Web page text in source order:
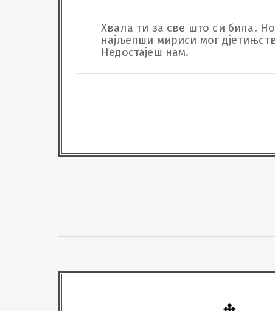
Хвала ти за све што си била.
најљепши мириси мог д‌јетињства. Увијек си била спремна да помогнеш свима, а сада и ти одмори.
Недостајеш нам.